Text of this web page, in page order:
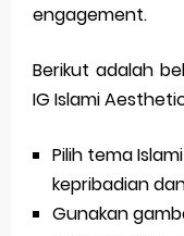
engagement.
Berikut adalah
IG Islami
Pilih tema
kepribadian
Gunakan